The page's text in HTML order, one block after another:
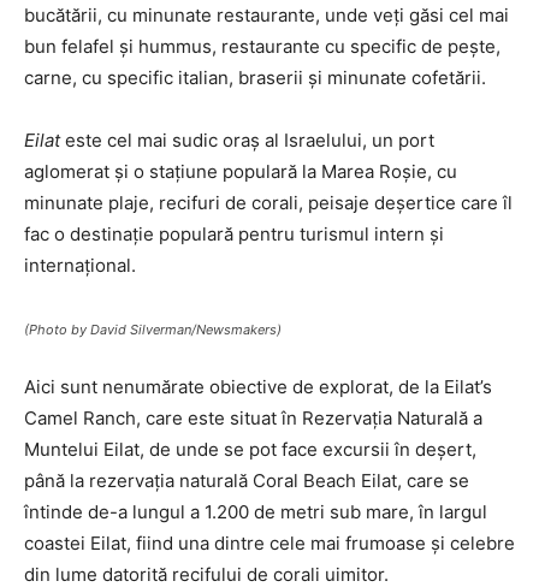
bucătării, cu minunate restaurante, unde veți găsi cel mai
bun felafel și hummus, restaurante cu specific de pește,
carne, cu specific italian, braserii și minunate cofetării.
Eilateste cel mai sudic oraș al Israelului, un port
aglomerat și o stațiune populară la Marea Roșie, cu
minunate plaje, recifuri de corali, peisaje deșertice care îl
fac o destinație populară pentru turismul intern și
internațional.
(Photo by David Silverman/Newsmakers)
Aici sunt nenumărate obiective de explorat, de la Eilat’s
Camel Ranch, care este situat în Rezervația Naturală a
Muntelui Eilat, de unde se pot face excursii în deșert,
până la rezervația naturală Coral Beach Eilat, care se
întinde de-a lungul a 1.200 de metri sub mare, în largul
coastei Eilat, fiind una dintre cele mai frumoase și celebre
din lume datorită recifului de corali uimitor.